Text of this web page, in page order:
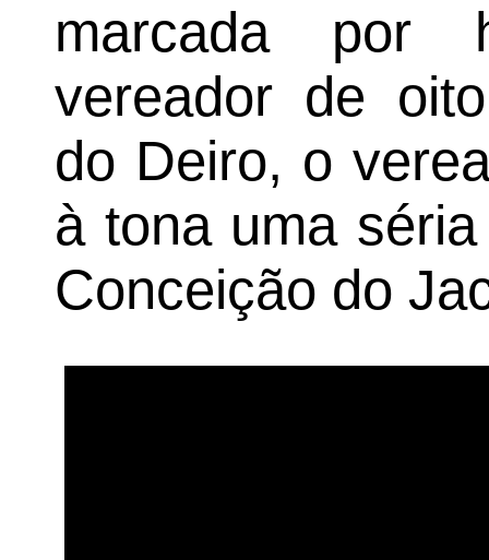
marcada por
vereador de
do Deiro, o
à tona uma
Conceição do